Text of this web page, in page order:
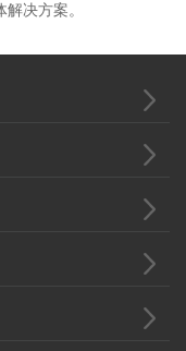
决方案。